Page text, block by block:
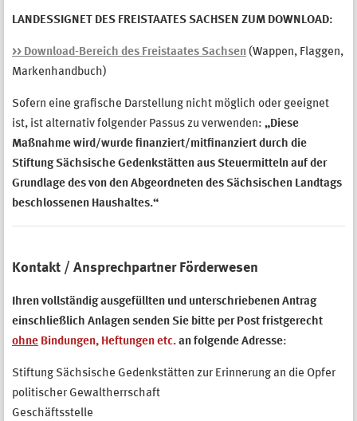
LANDESSIGNET DES FREISTAATES SACHSEN ZUM DOWNLOAD:
>> Download-Bereich des Freistaates Sachsen (Wappen, Flaggen,
Markenhandbuch)
Sofern eine grafische Darstellung nicht möglich oder geeignet
ist, ist alternativ folgender Passus zu verwenden: „Diese
Maßnahme wird/wurde finanziert/mitfinanziert durch die
Stiftung Sächsische Gedenkstätten aus Steuermitteln auf der
Grundlage des von den Abgeordneten des Sächsischen Landtags
beschlossenen Haushaltes.“
Kontakt / Ansprechpartner Förderwesen
Ihren vollständig ausgefüllten und unterschriebenen Antrag
einschließlich Anlagen senden Sie bitte per Post fristgerecht
ohne Bindungen, Heftungen etc. an folgende Adresse:
Stiftung Sächsische Gedenkstätten zur Erinnerung an die Opfer
politischer Gewaltherrschaft
Geschäftsstelle